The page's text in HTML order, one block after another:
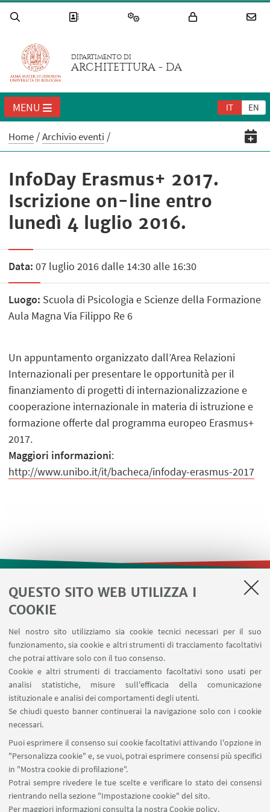
QUESTO SITO WEB UTILIZZA I
COOKIE
Nel nostro sito utilizziamo sia cookie tecnici necessari per il suo
funzionamento, sia cookie e altri strumenti di tracciamento facoltativi
che potrai attivare solo con il tuo consenso.
Cookie e altri strumenti di tracciamento facoltativi sono usati per
analisi statistiche, misure sull'efficacia della comunicazione
istituzionale e analisi dei comportamenti degli utenti.
Se chiudi questo banner continuerai la navigazione solo con i cookie
necessari.
Puoi esprimere il consenso sui cookie facoltativi attivando l'opzione in
"Personalizza cookie" e, se vuoi, potrai esprimere consensi più specifici
in "Mostra cookie di profilazione".
Potrai sempre rivedere le tue scelte e verificare lo stato dei consensi
rientrando nella sezione "Impostazione cookie" del sito.
Per maggiori informazioniconsulta la nostra Cookie policy.
DIPARTIMENTO DI
ARCHITETTURA - DA
IT EN
MENU
Home Archivio eventi
InfoDay Erasmus+ 2017.
Iscrizione on-line entro
lunedì 4 luglio 2016.
Data: 07 luglio 2016 dalle 14:30 alle 16:30
Luogo: Scuola di Psicologia e Scienze della Formazione
Aula Magna Via Filippo Re 6
Un appuntamento organizzato dall’Area Relazioni
Internazionali per presentare le opportunità per il
finanziamento di progetti di internazionalizzazione e
cooperazione internazionale in materia di istruzione e
formazione offerte dal programma europeo Erasmus+
2017.
Maggiori informazioni:
http://www.unibo.it/it/bacheca/infoday-erasmus-2017
LINK UTILI
Area riservata
Prenotazione risorse
SEGUI IL DIPARTIMENTO SU:
SEGUI UNIBO SU:
APP: